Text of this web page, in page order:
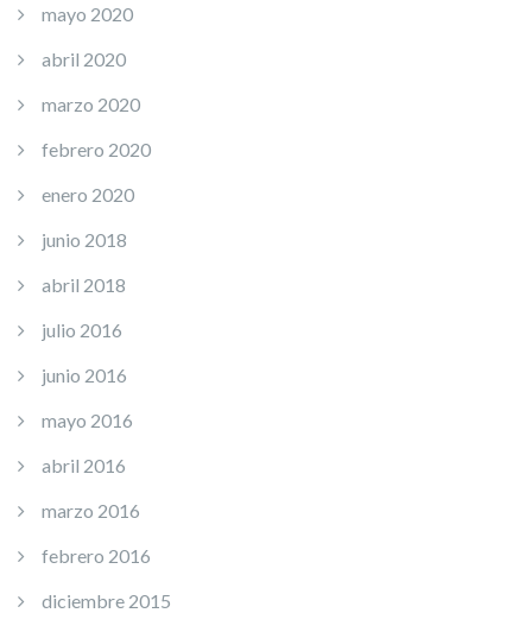
mayo 2020
abril 2020
marzo 2020
febrero 2020
enero 2020
junio 2018
abril 2018
julio 2016
junio 2016
mayo 2016
abril 2016
marzo 2016
febrero 2016
diciembre 2015